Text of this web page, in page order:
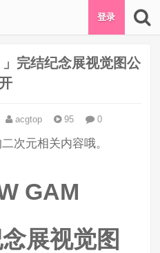
登录
完结纪念展视觉图公
acgtop 95 0
次元相关内容哦。
GAM
展视觉图